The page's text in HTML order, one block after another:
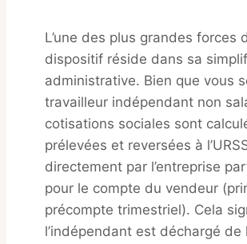
L’une des plus grandes forces
dispositif réside dans sa
administrative. Bien que vous
travailleur indépendant non
cotisations sociales sont
prélevées et reversées à
directement par l’entreprise
pour le compte du vendeur
précompte trimestriel). Cela
l’indépendant est déchargé de